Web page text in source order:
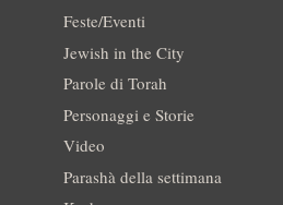
Feste/Eventi
Jewish in the City
Parole di Torah
Personaggi e Storie
Video
Parashà della settimana